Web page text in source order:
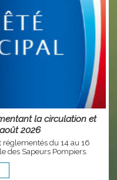
la circulation et
2026
du 14 au 16
des Sapeurs Pompiers.